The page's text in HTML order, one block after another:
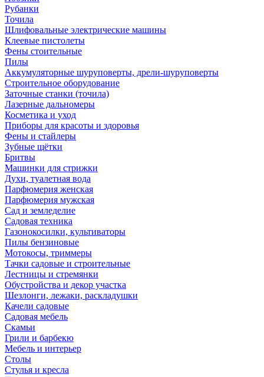
Рубанки
Точила
Шлифовальные электрические машины
Клеевые пистолеты
Фены стоительные
Пилы
Аккумуляторные шуруповерты, дрели-шуруповерты
Строительное оборудование
Заточные станки (точила)
Лазерные дальномеры
Косметика и уход
Приборы для красоты и здоровья
Фены и стайлеры
Зубные щётки
Бритвы
Машинки для стрижки
Духи, туалетная вода
Парфюмерия женская
Парфюмерия мужская
Сад и земледелие
Садовая техника
Газонокосилки, культиваторы
Пилы бензиновые
Мотокосы, триммеры
Тачки садовые и строительные
Лестницы и стремянки
Обустройства и декор участка
Шезлонги, лежаки, раскладушки
Качели садовые
Садовая мебель
Скамьи
Грили и барбекю
Мебель и интерьер
Столы
Стулья и кресла